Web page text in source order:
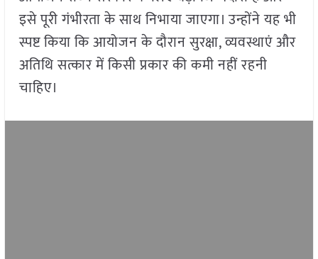
इसे पूरी गंभीरता के साथ निभाया जाएगा। उन्होंने यह भी
स्पष्ट किया कि आयोजन के दौरान सुरक्षा, व्यवस्थाएं और
अतिथि सत्कार में किसी प्रकार की कमी नहीं रहनी
चाहिए।